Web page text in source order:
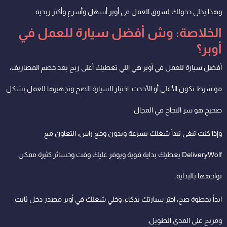
وهذا يخلي دخولك لسوق العمل في أوبر أسهل وأسرع وأكثر ربحية.
الخلاصة: وش أفضل سيارة للعمل في
أوبر؟
أفضل سيارة للعمل في أوبر هي اللي تعطيك أعلى ربح بعد خصم المصاريف،
مو شرط تكون الأغلى أو الأحدث. اختيار السيارة الصح وتجهيزها للعمل بشكل
صحيح هو سر النجاح في المجال.
وإذا كنت تبغى تبدأ شغلك بسرعة وبدون وجع راس، التعاون مع
DeliveryWolf يعطيك بداية قوية ويوفر عليك وقت وخسائر كثيرة ممكن
تواجهها بالبداية.
ابدأ بخطوة صح، اختر سيارتك بذكاء، وخلي شغلك في أوبر مصدر دخل ثابت
ومربح على المدى الطويل.